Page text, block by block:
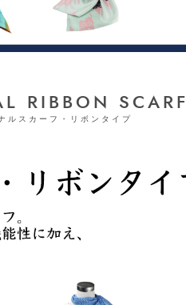
RIBBON SCARF
ルスカーフ・リボンタイプ